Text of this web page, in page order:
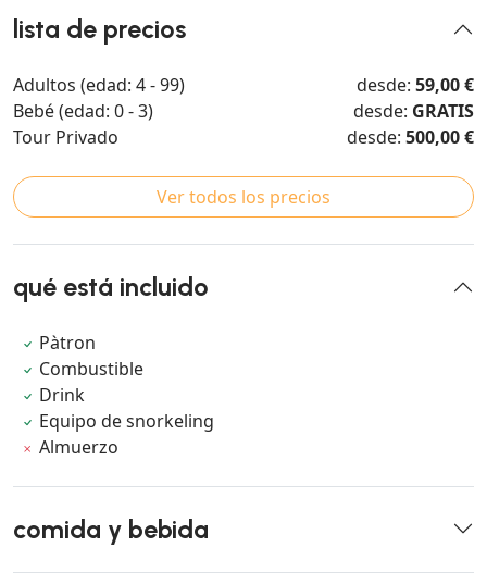
lista de precios
Adultos (edad: 4 - 99) desde: 59,00 €
Bebé (edad: 0 - 3)
desde: GRATIS
Tour Privado
desde: 500,00 €
Ver todos los precios
qué está incluido
Pàtron
Combustible
Drink
Equipo de snorkeling
Almuerzo
comida y bebida